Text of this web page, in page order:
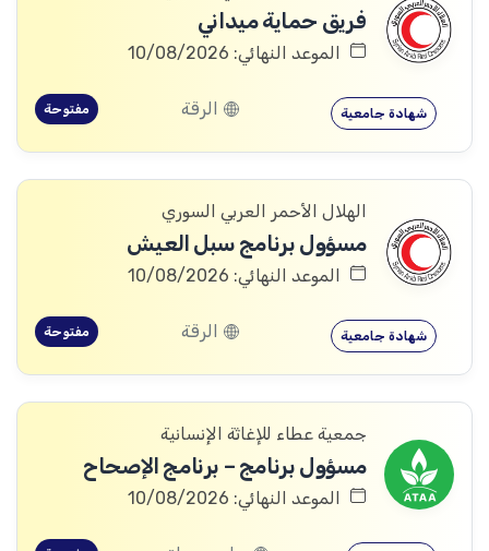
فريق حماية ميداني
الموعد النهائي: 10/08/2026
شهادة جامعية الرقة مفتوحة
الهلال الأحمر العربي السوري
مسؤول برنامج سبل العيش
الموعد النهائي: 10/08/2026
شهادة جامعية الرقة مفتوحة
جمعية عطاء للإغاثة الإنسانية
مسؤول برنامج – برنامج الإصحاح
الموعد النهائي: 10/08/2026